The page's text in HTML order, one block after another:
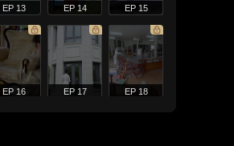
EP 13 EP 14 EP 15
EP 16 EP 17 EP 18